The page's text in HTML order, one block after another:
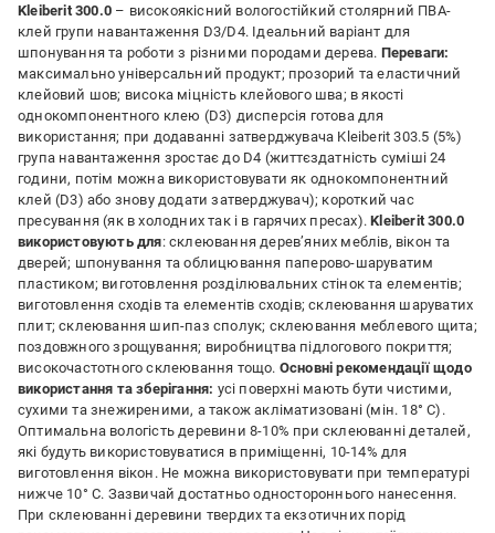
Kleiberit 300.0 – високоякісний вологостійкий столярний ПВА-
клей групи навантаження D3/D4. Ідеальний варіант для
шпонування та роботи з різними породами дерева. Переваги:
максимально універсальний продукт; прозорий та еластичний
клейовий шов; висока міцність клейового шва; в якості
однокомпонентного клею (D3) дисперсія готова для
використання; при додаванні затверджувача Kleiberit 303.5 (5%)
група навантаження зростає до D4 (життєздатність суміші 24
години, потім можна використовувати як однокомпонентний
клей (D3) або знову додати затверджувач); короткий час
пресування (як в холодних так і в гарячих пресах).Kleiberit 300.0
використовують для: склеювання дерев’яних меблів, вікон та
дверей; шпонування та облицювання паперово-шаруватим
пластиком; виготовлення розділювальних стінок та елементів;
виготовлення сходів та елементів сходів; склеювання шаруватих
плит; склеювання шип-паз сполук; склеювання меблевого щита;
поздовжного зрощування; виробництва підлогового покриття;
високочастотного склеювання тощо. Основні рекомендації щодо
використання та зберігання: усі поверхні мають бути чистими,
сухими та знежиреними, а також акліматизовані (мін. 18° C).
Оптимальна вологість деревини 8-10% при склеюванні деталей,
які будуть використовуватися в приміщенні, 10-14% для
виготовлення вікон. Не можна використовувати при температурі
нижче 10° С. Зазвичай достатньо одностороннього нанесення.
При склеюванні деревини твердих та екзотичних порід